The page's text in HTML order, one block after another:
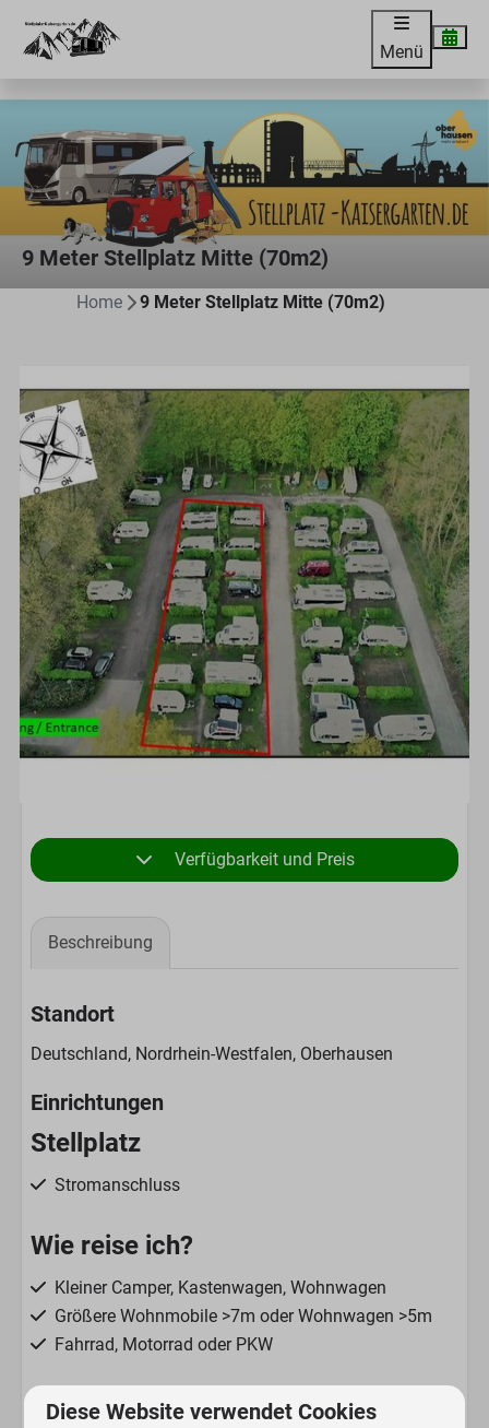
Menü
9 Meter Stellplatz Mitte (70m2)
Home 9 Meter Stellplatz Mitte (70m2)
Verfügbarkeit und Preis
Beschreibung
Standort
Deutschland, Nordrhein-Westfalen, Oberhausen
Einrichtungen
Stellplatz
Stromanschluss
Wie reise ich?
Kleiner Camper, Kastenwagen, Wohnwagen
Größere Wohnmobile >7m oder Wohnwagen >5m
Fahrrad, Motorrad oder PKW
Beschreibung
Diese Website verwendet Cookies